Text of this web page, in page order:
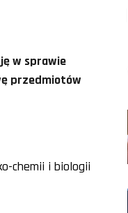
w sprawie
przedmiotów
chemii i biologii